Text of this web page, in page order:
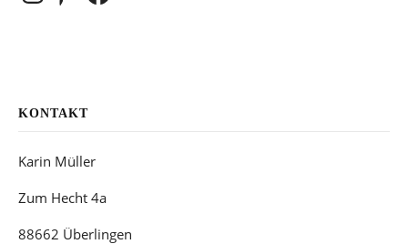
KONTAKT
Karin Müller
Zum Hecht 4a
88662 Überlingen